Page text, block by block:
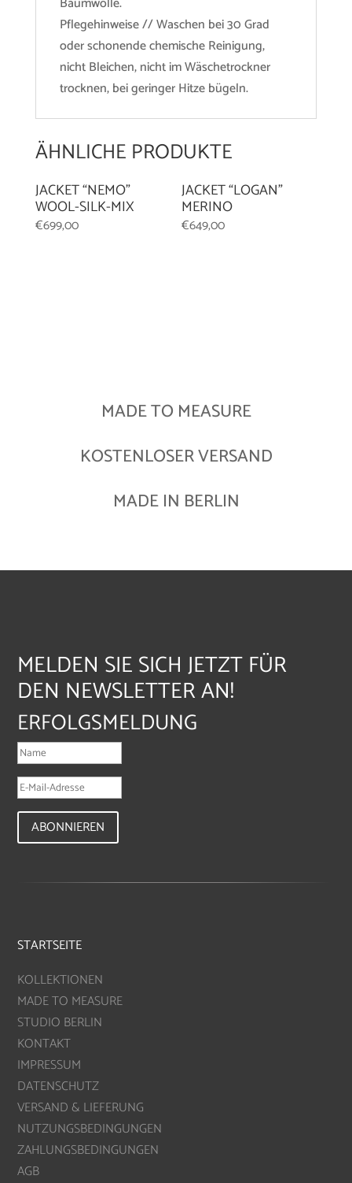
Pflegehinweise // Waschen bei 30 Grad
oder schonende chemische Reinigung,
nicht Bleichen, nicht im Wäschetrockner
trocknen, bei geringer Hitze bügeln.
ÄHNLICHE PRODUKTE
JACKET “NEMO”
WOOL-SILK-MIX
€699,00
JACKET “LOGAN”
MERINO
€649,00
MADE TO MEASURE
KOSTENLOSER VERSAND
MADE IN BERLIN
MELDEN SIE SICH JETZT FÜR
DEN NEWSLETTER AN!
ERFOLGSMELDUNG
ABONNIEREN
STARTSEITE
KOLLEKTIONEN
MADE TO MEASURE
STUDIO BERLIN
KONTAKT
IMPRESSUM
DATENSCHUTZ
VERSAND & LIEFERUNG
NUTZUNGSBEDINGUNGEN
ZAHLUNGSBEDINGUNGEN
AGB